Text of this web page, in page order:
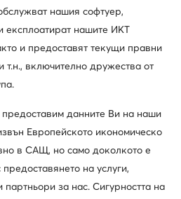
Туристически · Terrex Anylander Rain.Rdy JR9087 · Каки
Salomon
178,44€
нашия софтуер,
експлоатират нашите ИКТ
и предоставят текущи правни
т.н., включително дружества от
данните Ви на наши
Европейското икономическо
в САЩ, но само доколкото е
на услуги,
партньори за нас. Сигурността на